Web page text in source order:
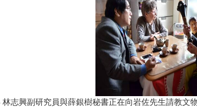
林志興副研究員與薛銀樹秘書正在向岩佐先生請教文